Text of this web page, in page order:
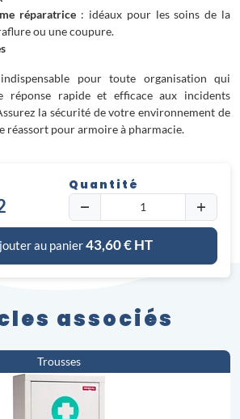
réparatrice : idéaux pour les soins de la
ou une coupure.
pour toute organisation qui
réponse rapide et efficace aux incidents
la sécurité de votre environnement de
réassort pour armoire à pharmacie.
Quantité
au panier43,60€ HT
associés
Trousses